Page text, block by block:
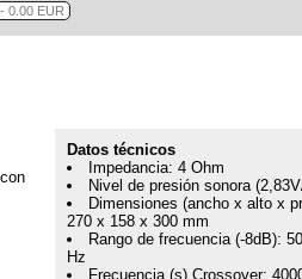
Datos técnicos
Impedancia: 4 Ohm
Nivel de presión sonora
Dimensiones (ancho x alto x
270 x 158 x 300 mm
Rango de frecuencia (-8dB):
Hz
Frecuencia (s) Crossover: